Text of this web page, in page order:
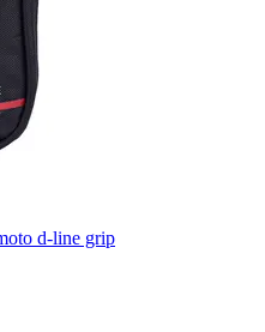
d-line grip